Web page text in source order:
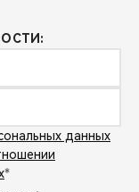
данных
*